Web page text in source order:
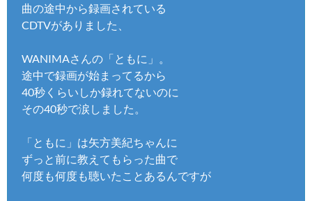
曲の途中から録画されている
CDTVがありました、
WANIMAさんの「ともに」。
途中で録画が始まってるから
40秒くらいしか録れてないのに
その40秒で涙しました。
「ともに」は矢方美紀ちゃんに
ずっと前に教えてもらった曲で
何度も何度も聴いたことあるんですが